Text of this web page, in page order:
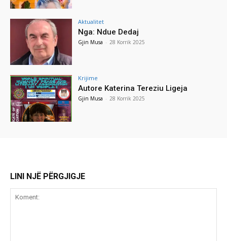
Aktualitet
Nga: Ndue Dedaj
Gjin Musa - 28 Korrik 2025
Krijime
Autore Katerina Tereziu Ligeja
Gjin Musa - 28 Korrik 2025
LINI NJË PËRGJIGJE